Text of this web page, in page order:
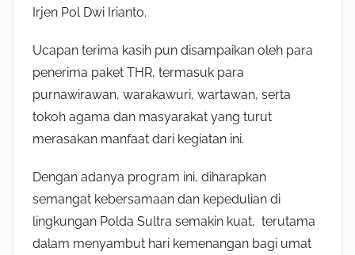
Irjen Pol Dwi Irianto.
Ucapan terima kasih pun disampaikan oleh para
penerima paket THR, termasuk para
purnawirawan, warakawuri, wartawan, serta
tokoh agama dan masyarakat yang turut
merasakan manfaat dari kegiatan ini.
Dengan adanya program ini, diharapkan
semangat kebersamaan dan kepedulian di
lingkungan Polda Sultra semakin kuat, terutama
dalam menyambut hari kemenangan bagi umat